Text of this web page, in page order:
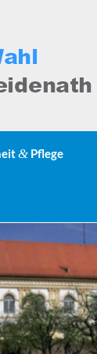
& Pflege